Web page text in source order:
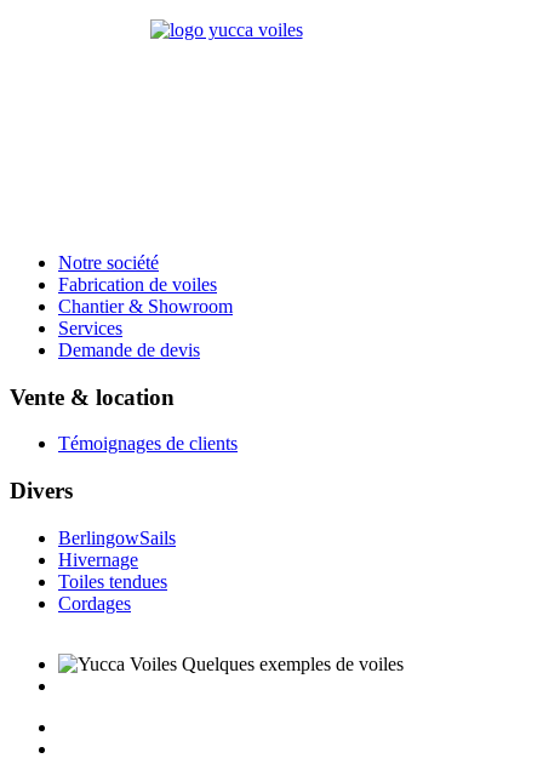
Notre société
Fabrication de voiles
Chantier & Showroom
Services
Demande de devis
Vente & location
Témoignages de clients
Divers
BerlingowSails
Hivernage
Toiles tendues
Cordages